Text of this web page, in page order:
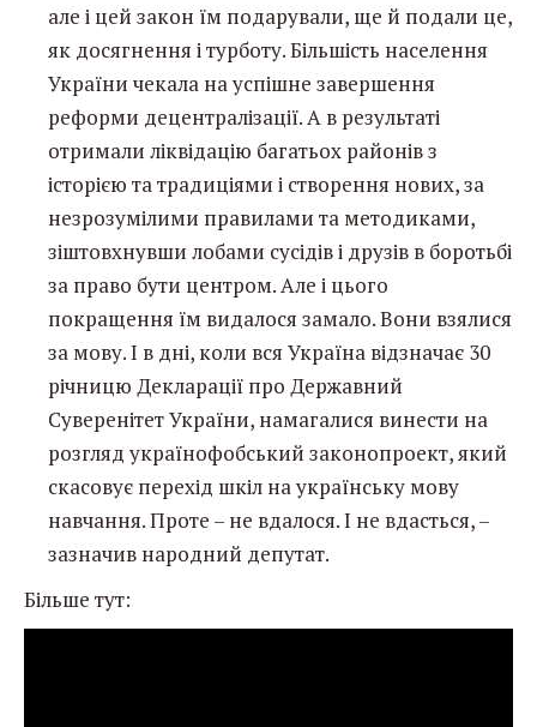
але і цей закон їм подарували, ще й подали це,
як досягнення і турботу. Більшість населення
України чекала на успішне завершення
реформи децентралізації. А в результаті
отримали ліквідацію багатьох районів з
історією та традиціями і створення нових, за
незрозумілими правилами та методиками,
зіштовхнувши лобами сусідів і друзів в боротьбі
за право бути центром. Але і цього
покращення їм видалося замало. Вони взялися
за мову. І в дні, коли вся Україна відзначає 30
річницю Декларації про Державний
Суверенітет України, намагалися винести на
розгляд українофобський законопроект, який
скасовує перехід шкіл на українську мову
навчання. Проте – не вдалося. І не вдасться, –
зазначив народний депутат.
Більше тут: